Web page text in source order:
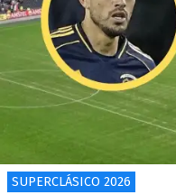
SUPERCLÁSICO 2026